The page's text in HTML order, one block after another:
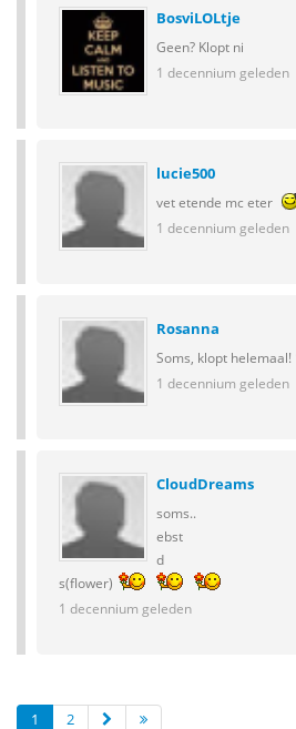
BosviLOLtje
Geen? Klopt ni
1 decennium geleden
lucie500
vet etende mc eter
1 decennium geleden
Rosanna
Soms, klopt
1 decennium geleden
CloudDreams
soms..
ebst
d
s(flower)
1 decennium geleden
1 2